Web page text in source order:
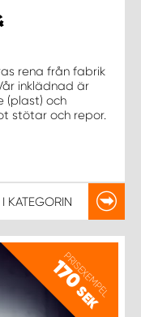
rena från fabrik
inklädnad är
(plast) och
stötar och repor.
I KATEGORIN
PRISEXEMPEL
170
SEK